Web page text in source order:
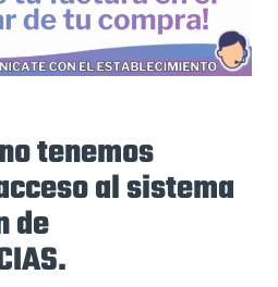
tenemos
al sistema
de